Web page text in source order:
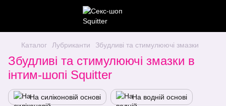
Каталог Лубриканти Збудливі та стимулюючі змазки
Збудливі та стимулюючі змазки в
інтим-шопі Squitter
На силіконовій основі На водній основі